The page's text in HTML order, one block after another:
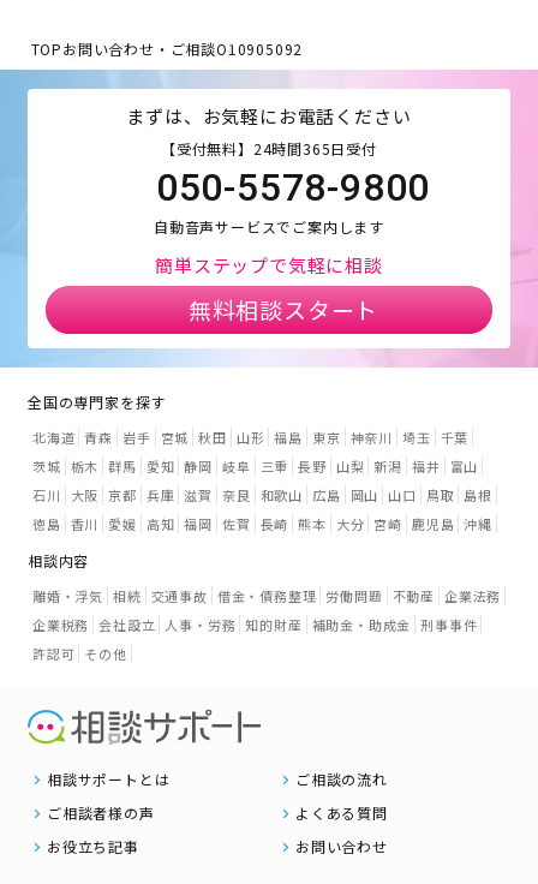
TOPお問い合わせ・ご相談O10905092
まずは、お気軽にお電話ください
【受付無料】24時間365日受付
050-5578-9800
自動音声サービスでご案内します
簡単ステップで気軽に相談
無料相談スタート
全国の専門家を探す
北海道 青森 岩手 宮城 秋田 山形 福島 東京 神奈川 埼玉
千葉
茨城 栃木 群馬 愛知 静岡 岐阜 三重 長野 山梨 新潟 福井
富山
石川
大阪 京都 兵庫 滋賀 奈良 和歌山 広島 岡山 山口 鳥取
島根
徳島 香川 愛媛 高知 福岡 佐賀 長崎 熊本 大分 宮崎 鹿児島 沖縄
相談内容
離婚・浮気 相続 交通事故 借金・債務整理 労働問題 不動産 企業法務
企業税務 会社設立 人事・労務 知的財産 補助金・助成金 刑事事件
許認可 その他
相談サポートとは
ご相談の流れ
ご相談者様の声
よくある質問
お役立ち記事
お問い合わせ